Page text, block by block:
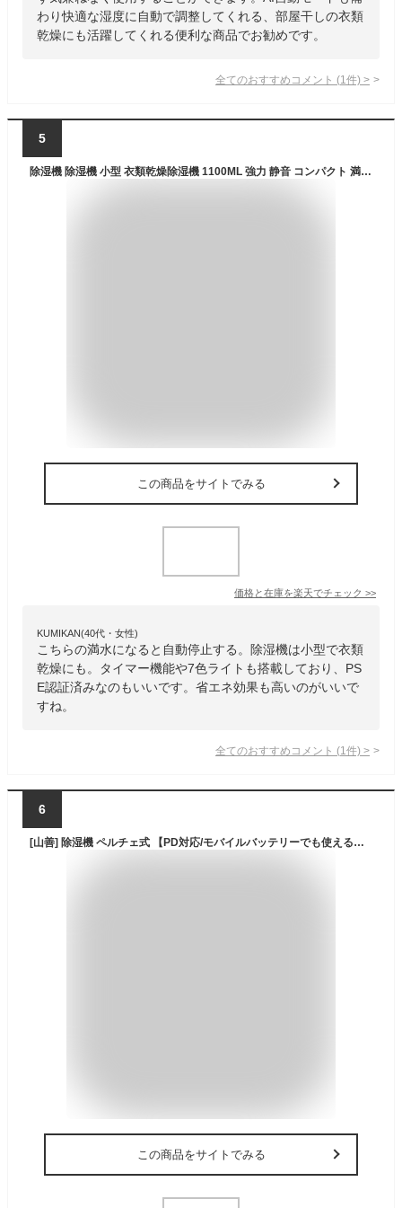
わり快適な湿度に自動で調整してくれる、部屋干しの衣類
乾燥にも活躍してくれる便利な商品でお勧めです。
全てのおすすめコメント (1 件) >
5
除湿機 除湿機 小型 衣類乾燥除湿機 1100ML 強力 静音 コンパクト 満水自動停止 タイマー付き 7色ライト 省エネ 湿気&梅雨対策 消臭 結露防止 カビ防止 寝室 クローゼット 洗面台 脱衣所 トイレ 部屋 約15畳対応 除湿器 PSE認証済
この商品をサイトでみる
価格と在庫を楽天でチェック >>
KUMIKAN(40代・女性)
こちらの満水になると自動停止する。除湿機は小型で衣類
乾燥にも。タイマー機能や7色ライトも搭載しており、PS
E認証済みなのもいいです。省エネ効果も高いのがいいで
すね。
全てのおすすめコメント (1 件) >
6
[山善] 除湿機 ペルチェ式 【PD対応/モバイルバッテリーでも使える】 USB Type-C コンパクト 800ml大容量タンク 最大除湿量250ml/日 強弱2段階切替 着脱式タンク ホワイト ADC-AU25NA(W)
この商品をサイトでみる